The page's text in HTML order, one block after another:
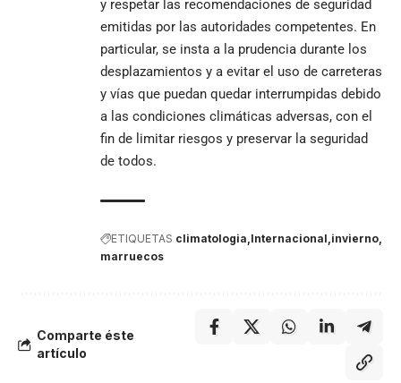
y respetar las recomendaciones de seguridad
emitidas por las autoridades competentes. En
particular, se insta a la prudencia durante los
desplazamientos y a evitar el uso de carreteras
y vías que puedan quedar interrumpidas debido
a las condiciones climáticas adversas, con el
fin de limitar riesgos y preservar la seguridad
de todos.
ETIQUETAS climatologia Internacional invierno
marruecos
Comparte éste
artículo